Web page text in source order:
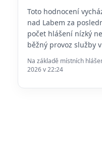
Toto hodnocení
nad Labem za
počet hlášení nízký
běžný provoz služby
Na základě místních
2026 v 22:24